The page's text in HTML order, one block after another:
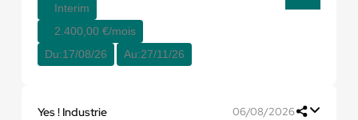
Interim
2.400,00 €/mois
Du:17/08/26 Au:27/11/26
Yes ! Industrie 06/08/2026